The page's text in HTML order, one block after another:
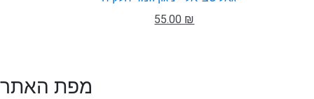
55.00 ₪
מפת האתר